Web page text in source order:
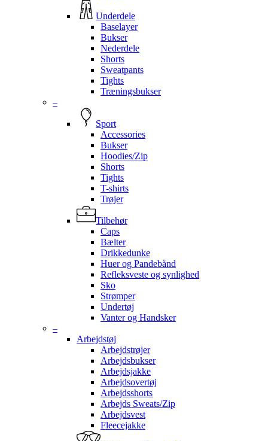
Underdele
Baselayer
Bukser
Nederdele
Shorts
Sweatpants
Tights
Træningsbukser
–
Sport
Accessories
Bukser
Hoodies/Zip
Shorts
Tights
T-shirts
Trøjer
Tilbehør
Caps
Bælter
Drikkedunke
Huer og Pandebånd
Refleksveste og synlighed
Sko
Strømper
Undertøj
Vanter og Handsker
–
Arbejdstøj
Arbejdstrøjer
Arbejdsbukser
Arbejdsjakke
Arbejdsovertøj
Arbejdsshorts
Arbejds Sweats/Zip
Arbejdsvest
Fleecejakke